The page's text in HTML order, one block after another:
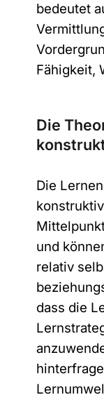
bedeutet
Fähigkeit,
Die
Die
und
relativ
dass die
Anrede*
Bitte
Vorname*
Nachname*
Unternehmen